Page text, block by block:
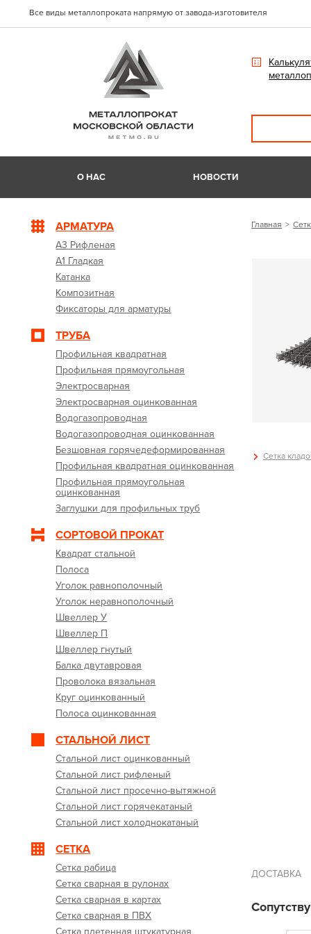
Все виды металлопроката напрямую от завода-изготовителя
О НАС НОВОСТИ
АРМАТУРА
А3 Рифленая
А1 Гладкая
Катанка
Композитная
Фиксаторы для арматуры
ТРУБА
Профильная квадратная
Профильная прямоугольная
Электросварная
Электросварная оцинкованная
Водогазопроводная
Водогазопроводная оцинкованная
Безшовная горячедеформированная
Профильная квадратная оцинкованная
Профильная прямоугольная
оцинкованная
Заглушки для профильных труб
СОРТОВОЙ ПРОКАТ
Квадрат стальной
Полоса
Уголок равнополочный
Уголок неравнополочный
Швеллер У
Швеллер П
Швеллер гнутый
Балка двутавровая
Проволока вязальная
Круг оцинкованный
Полоса оцинкованная
СТАЛЬНОЙ ЛИСТ
Стальной лист оцинкованный
Стальной лист рифленый
Стальной лист просечно-вытяжной
Стальной лист горячекатаный
Стальной лист холоднокатаный
СЕТКА
Сетка рабица
Сетка сварная в рулонах
Сетка сварная в картах
Сетка сварная в ПВХ
Сетка плетенная штукатурная
Главная
Сетка
ДОСТАВКА